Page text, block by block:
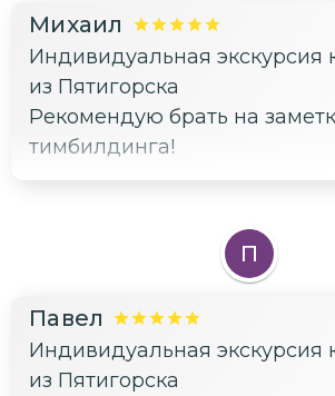
целом экскурсия была
насыщенной. Татьяна —
профессионал своего дела,
Михаил
Индивидуальная экскурсия
из Пятигорска
Рекомендую брать на
тимбилдинга!
П
Павел
Индивидуальная экскурсия
из Пятигорска